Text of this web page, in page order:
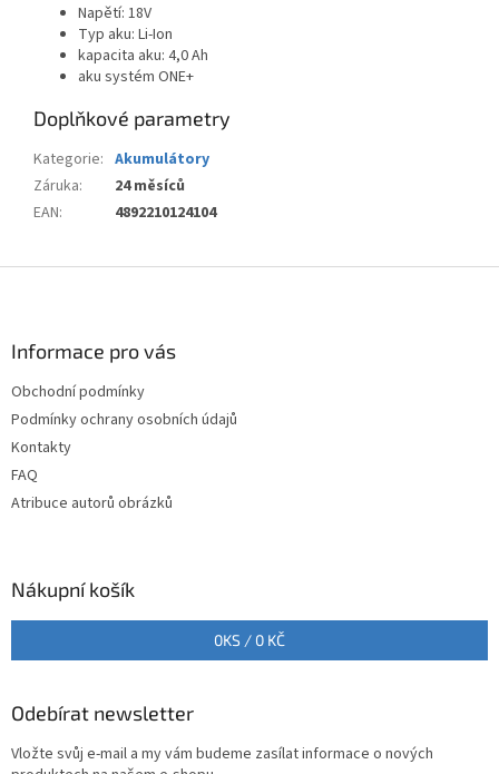
Napětí: 18V
Typ aku: Li-Ion
kapacita aku: 4,0 Ah
aku systém ONE+
Doplňkové parametry
Kategorie: Akumulátory
Záruka:
24 měsíců
EAN: 4892210124104
Informace pro vás
Obchodní podmínky
Podmínky ochrany osobních údajů
Kontakty
FAQ
Atribuce autorů obrázků
Nákupní košík
0KS / 0 KČ
Odebírat newsletter
Vložte svůj e-mail a my vám budeme zasílat informace o nových